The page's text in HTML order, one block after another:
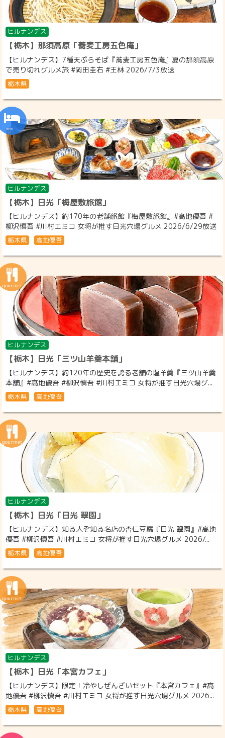
ヒルナンデス
【栃木】那須高原「蕎麦工房五色庵」
【ヒルナンデス】7種天ぷらそば『蕎麦工房五色庵』夏の那須高原
で売り切れグルメ旅 #岡田圭右 #王林 2026/7/3放送
栃木県
ヒルナンデス
【栃木】日光「梅屋敷旅館」
【ヒルナンデス】約170年の老舗旅館『梅屋敷旅館』#髙地優吾 #
柳沢慎吾 #川村エミコ 女将が推す日光穴場グルメ 2026/6/29放送
栃木県 髙地優吾
ヒルナンデス
【栃木】日光「三ツ山羊羹本舗」
【ヒルナンデス】約120年の歴史を誇る老舗の塩羊羹『三ツ山羊羹
本舗』#髙地優吾 #柳沢慎吾 #川村エミコ 女将が推す日光穴場グ...
栃木県 髙地優吾
ヒルナンデス
【栃木】日光「日光 翠園」
【ヒルナンデス】知る人ぞ知る名店の杏仁豆腐『日光 翠園』#髙地
優吾 #柳沢慎吾 #川村エミコ 女将が推す日光穴場グルメ 2026/...
栃木県 髙地優吾
ヒルナンデス
【栃木】日光「本宮カフェ」
【ヒルナンデス】限定！冷やしぜんざいセット『本宮カフェ』#髙
地優吾 #柳沢慎吾 #川村エミコ 女将が推す日光穴場グルメ 2026...
栃木県 髙地優吾